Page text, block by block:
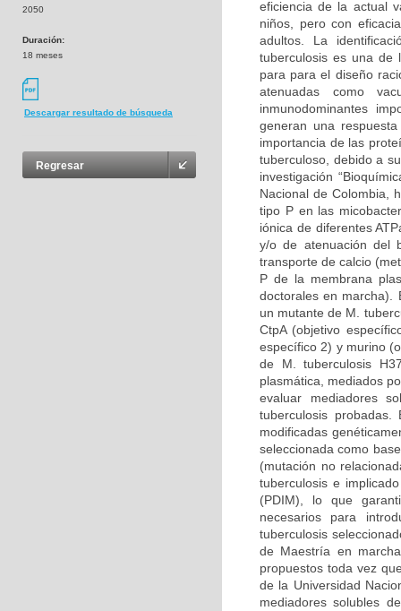
2050
Duración:
18 meses
Descargar resultado de búsqueda
Regresar
eficiencia de la actual
niños, pero con
adultos. La
tuberculosis es una de
para para el diseño
atenuadas como
inmunodominantes
generan una
importancia de las
tuberculoso, debido a
investigación
Nacional de Colombia,
tipo P en las
iónica de diferentes
y/o de atenuación del
transporte de calcio
P de la membrana
doctorales en marcha).
un mutante de M.
CtpA (objetivo
específico 2) y murino
de M. tuberculosis
plasmática, mediados
evaluar mediadores
tuberculosis
modificadas
seleccionada como
(mutación no
tuberculosis e
(PDIM), lo que
necesarios para
tuberculosis
de Maestría en
propuestos toda vez
de la Universidad
mediadores solubles